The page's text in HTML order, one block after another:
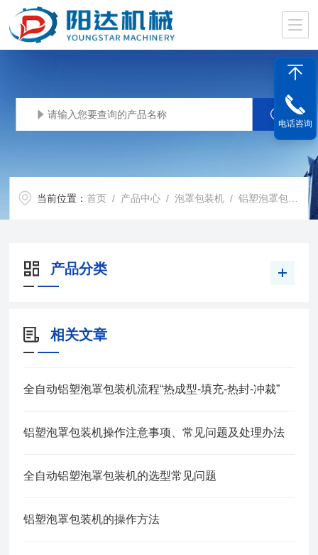
当前位置：首页 / 产品中心 /泡罩包装机 /铝塑泡罩包装机
产品分类
相关文章
全自动铝塑泡罩包装机流程“热成型-填充-热封-冲裁”
铝塑泡罩包装机操作注意事项、常见问题及处理办法
全自动铝塑泡罩包装机的选型常见问题
铝塑泡罩包装机的操作方法
电话咨询